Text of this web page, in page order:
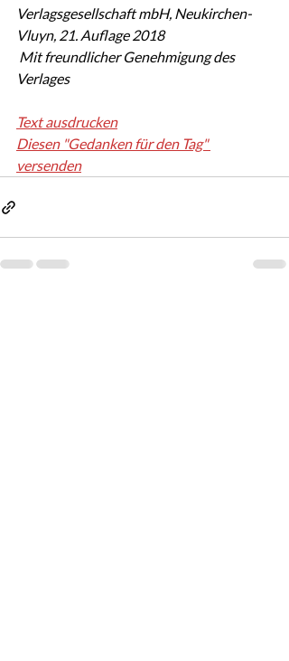
Verlagsgesellschaft mbH, Neukirchen-
Vluyn, 21. Auflage 2018
Mit freundlicher Genehmigung des
Verlages
Text ausdrucken
Diesen "Gedanken für den Tag"
versenden